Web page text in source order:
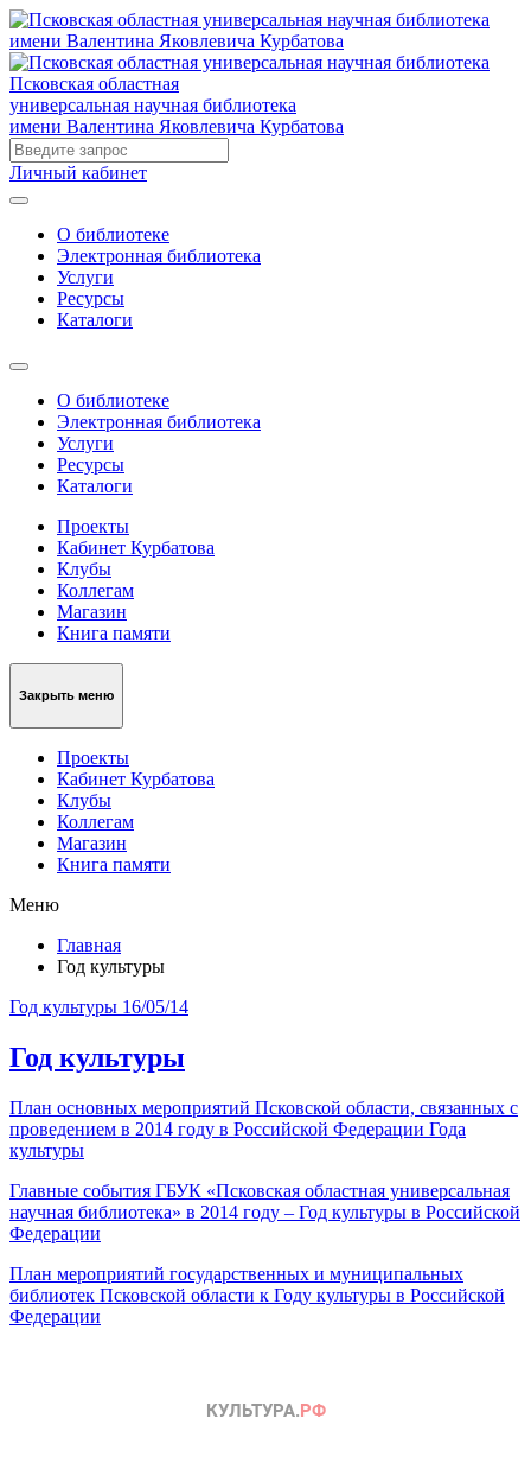
Псковская областная
универсальная научная библиотека
имени Валентина Яковлевича Курбатова
Личный кабинет
О библиотеке
Электронная библиотека
Услуги
Ресурсы
Каталоги
О библиотеке
Электронная библиотека
Услуги
Ресурсы
Каталоги
Проекты
Кабинет Курбатова
Клубы
Коллегам
Магазин
Книга памяти
Закрыть меню
Проекты
Кабинет Курбатова
Клубы
Коллегам
Магазин
Книга памяти
Меню
Главная
Год культуры
Год культуры 16/05/14
Год культуры
План основных мероприятий Псковской области, связанных с
проведением в 2014 году в Российской Федерации Года
культуры
Главные события ГБУК «Псковская областная универсальная
научная библиотека» в 2014 году – Год культуры в Российской
Федерации
План мероприятий государственных и муниципальных
библиотек Псковской области к Году культуры в Российской
Федерации